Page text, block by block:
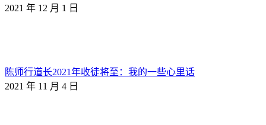
2021 年 12 月 1 日
陈师行道长2021年收徒将至：我的一些心里话
2021 年 11 月 4 日